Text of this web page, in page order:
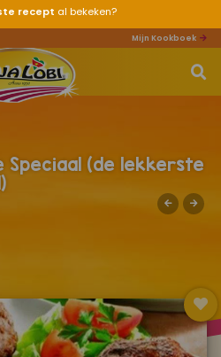
recept al bekeken?
Mijn Kookboek
op zoek?
Home
ons
Speciaal (de lekkerste